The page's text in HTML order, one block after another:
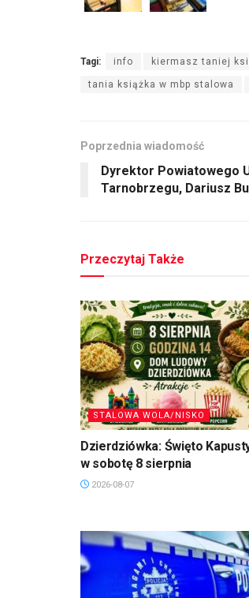
Tagi: info kiermasz taniej
tania książka w mbp stalowa
Poprzednia wiadomość
Dyrektor Powiatowego
Tarnobrzegu, Dariusz
Przeczytaj Także
STALOWA WOLA/NISKO
Dzierdziówka: Święto
w sobotę 8 sierpnia
2026-08-07